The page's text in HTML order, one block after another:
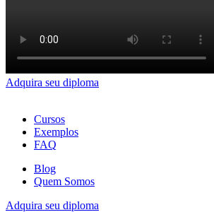
Adquira seu diploma
Cursos
Exemplos
FAQ
Blog
Quem Somos
Adquira seu diploma